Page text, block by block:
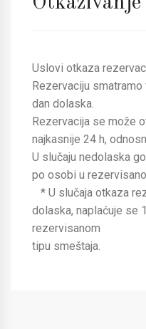
Uslovi otkaza
Rezervaciju
dan dolaska.
Rezervacija se može
najkasnije 24 h,
U slučaju nedolaska
po osobi u
* U slučaja otkaza
dolaska, naplaćuje se
rezervisanom
tipu smeštaja.